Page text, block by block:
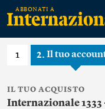
1 2 Il tuo
IL TUO ACQUISTO
Internazionale